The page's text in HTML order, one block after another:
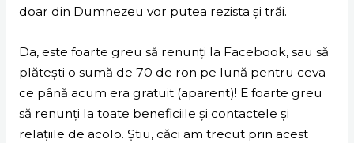
doar din Dumnezeu vor putea rezista și trăi.
Da, este foarte greu să renunți la Facebook, sau să
plătești o sumă de 70 de ron pe lună pentru ceva
ce până acum era gratuit (aparent)! E foarte greu
să renunți la toate beneficiile și contactele și
relațiile de acolo. Știu, căci am trecut prin acest